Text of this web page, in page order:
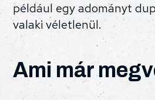
például egy adományt
valaki véletlenül.
Ami már